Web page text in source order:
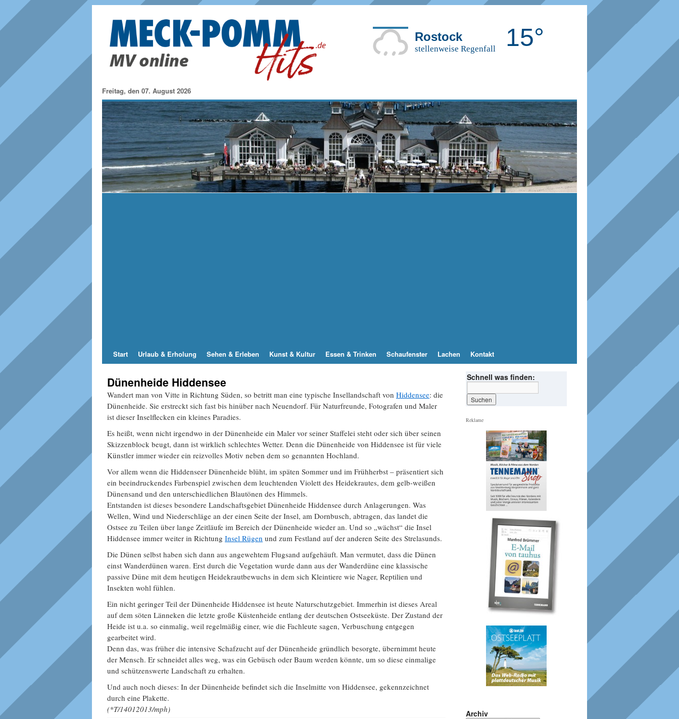
Freitag, den 07. August 2026
Rostock
stellenweise Regenfall 15°
Start Urlaub & Erholung Sehen & Erleben Kunst & Kultur Essen & Trinken Schaufenster Lachen Kontakt
Dünenheide Hiddensee
Wandert man von Vitte in Richtung Süden, so betritt man eine typische Insellandschaft von Hiddensee: die
Dünenheide. Sie erstreckt sich fast bis hinüber nach Neuendorf. Für Naturfreunde, Fotografen und Maler
ist dieser Inselflecken ein kleines Paradies.
Es heißt, wenn nicht irgendwo in der Dünenheide ein Maler vor seiner Staffelei steht oder sich über seinen
Skizzenblock beugt, dann ist wirklich schlechtes Wetter. Denn die Dünenheide von Hiddensee ist für viele
Künstler immer wieder ein reizvolles Motiv neben dem so genannten Hochland.
Vor allem wenn die Hiddenseer Dünenheide blüht, im späten Sommer und im Frühherbst – präsentiert sich
ein beeindruckendes Farbenspiel zwischen dem leuchtenden Violett des Heidekrautes, dem gelb-weißen
Dünensand und den unterschiedlichen Blautönen des Himmels.
Entstanden ist dieses besondere Landschaftsgebiet Dünenheide Hiddensee durch Anlagerungen. Was
Wellen, Wind und Niederschläge an der einen Seite der Insel, am Dornbusch, abtragen, das landet die
Ostsee zu Teilen über lange Zeitläufe im Bereich der Dünenheide wieder an. Und so „wächst“ die Insel
Hiddensee immer weiter in Richtung Insel Rügen und zum Festland auf der anderen Seite des Strelasunds.
Die Dünen selbst haben sich dann aus angewehtem Flugsand aufgehäuft. Man vermutet, dass die Dünen
einst Wanderdünen waren. Erst durch die Vegetation wurde dann aus der Wanderdüne eine klassische
passive Düne mit dem heutigen Heidekrautbewuchs in dem sich Kleintiere wie Nager, Reptilien und
Insekten wohl fühlen.
Ein nicht geringer Teil der Dünenheide Hiddensee ist heute Naturschutzgebiet. Immerhin ist dieses Areal
auf dem söten Länneken die letzte große Küstenheide entlang der deutschen Ostseeküste. Der Zustand der
Heide ist u.a. so einmalig, weil regelmäßig einer, wie die Fachleute sagen, Verbuschung entgegen
gearbeitet wird.
Denn das, was früher die intensive Schafzucht auf der Dünenheide gründlich besorgte, übernimmt heute
der Mensch. Er schneidet alles weg, was ein Gebüsch oder Baum werden könnte, um so diese einmalige
und schützenswerte Landschaft zu erhalten.
Und auch noch dieses: In der Dünenheide befindet sich die Inselmitte von Hiddensee, gekennzeichnet
durch eine Plakette.
(*T/14012013/mph)
Schnell was finden:
Reklame
Archiv